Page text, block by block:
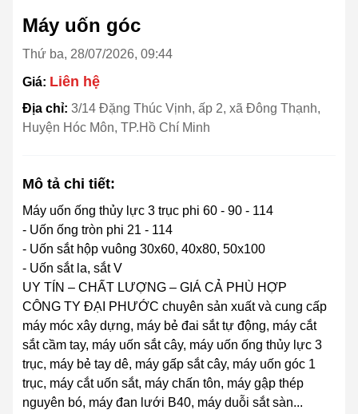
Máy uốn góc
Thứ ba, 28/07/2026, 09:44
Giá: Liên hệ
Địa chỉ: 3/14 Đặng Thúc Vịnh, ấp 2, xã Đông Thạnh,
Huyện Hóc Môn, TP.Hồ Chí Minh
Mô tả chi tiết:
Máy uốn ống thủy lực 3 trục phi 60 - 90 - 114
- Uốn ống tròn phi 21 - 114
- Uốn sắt hộp vuông 30x60, 40x80, 50x100
- Uốn sắt la, sắt V
UY TÍN – CHẤT LƯỢNG – GIÁ CẢ PHÙ HỢP
CÔNG TY ĐẠI PHƯỚC chuyên sản xuất và cung cấp
máy móc xây dựng, máy bẻ đai sắt tự động, máy cắt
sắt cầm tay, máy uốn sắt cây, máy uốn ống thủy lực 3
trục, máy bẻ tay dê, máy gấp sắt cây, máy uốn góc 1
trục, máy cắt uốn sắt, máy chấn tôn, máy gập thép
nguyên bó, máy đan lưới B40, máy duỗi sắt sàn...